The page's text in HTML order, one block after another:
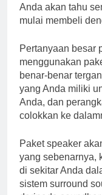
Anda akan tahu
mulai membeli
Pertanyaan besar
menggunakan
benar-benar
yang Anda miliki
Anda, dan
colokkan ke
Paket speaker
yang sebenarnya,
di sekitar Anda
sistem surround